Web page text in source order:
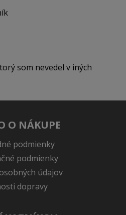
som nevedel v iných
O NÁKUPE
podmienky
podmienky
údajov
dopravy